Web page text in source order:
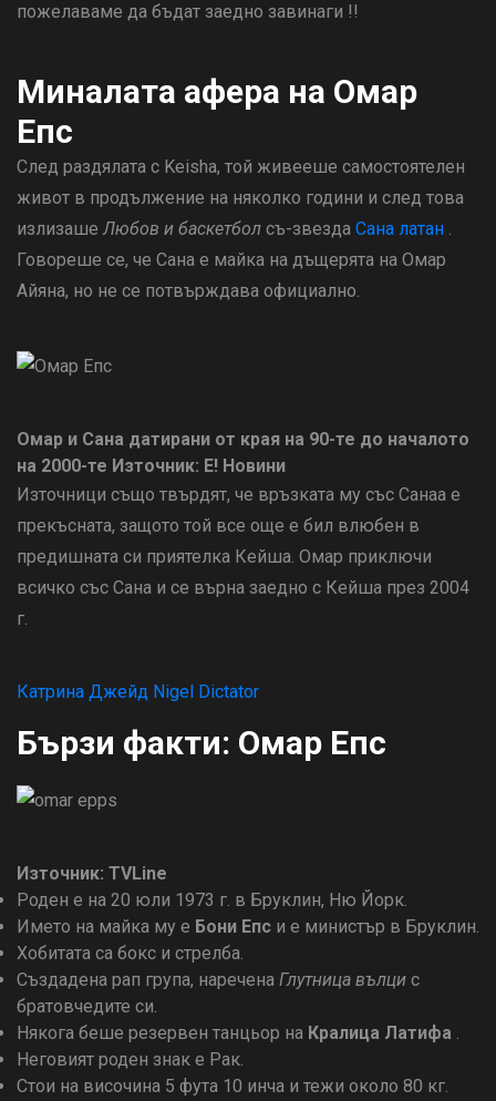
пожелаваме да бъдат заедно завинаги !!
Миналата афера на Омар
Епс
След раздялата с Keisha, той живееше самостоятелен
живот в продължение на няколко години и след това
излизашеЛюбов и баскетбол съ-звезда Сана латан .
Говореше се, че Сана е майка на дъщерята на Омар
Айяна, но не се потвърждава официално.
Омар и Сана датирани от края на 90-те до началото
на 2000-те Източник: E! Новини
Източници също твърдят, че връзката му със Санаа е
прекъсната, защото той все още е бил влюбен в
предишната си приятелка Кейша. Омар приключи
всичко със Сана и се върна заедно с Кейша през 2004
г.
Катрина Джейд Nigel Dictator
Бързи факти: Омар Епс
Източник: TVLine
Роден е на 20 юли 1973 г. в Бруклин, Ню Йорк.
Името на майка му е Бони Епс и е министър в Бруклин.
Хобитата са бокс и стрелба.
Създадена рап група, наречена Глутница вълци с
братовчедите си.
Някога беше резервен танцьор на Кралица Латифа .
Неговият роден знак е Рак.
Стои на височина 5 фута 10 инча и тежи около 80 кг.